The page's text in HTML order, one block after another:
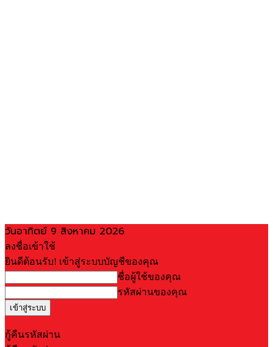
วันอาทิตย์ 9 สิงหาคม 2026
ลงชื่อเข้าใช้
ยินดีต้อนรับ! เข้าสู่ระบบบัญชีของคุณ
ชื่อผู้ใช้ของคุณ
รหัสผ่านของคุณ
กู้คืนรหัสผ่าน